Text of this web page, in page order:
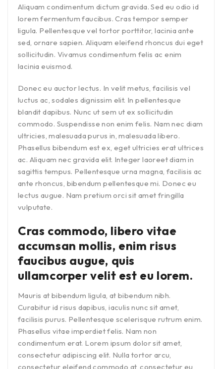
Aliquam condimentum dictum gravida. Sed eu odio id
lorem fermentum faucibus. Cras tempor semper
ligula. Pellentesque vel tortor porttitor, lacinia ante
sed, ornare sapien. Aliquam eleifend rhoncus dui eget
sollicitudin. Vivamus condimentum felis ac enim
lacinia euismod.
Donec eu auctor lectus. In velit metus, facilisis vel
luctus ac, sodales dignissim elit. In pellentesque
blandit dapibus. Nunc ut sem ut ex sollicitudin
commodo. Suspendisse non enim felis. Nam nec diam
ultricies, malesuada purus in, malesuada libero.
Phasellus bibendum est ex, eget ultricies erat ultrices
ac. Aliquam nec gravida elit. Integer laoreet diam in
sagittis tempus. Pellentesque urna magna, facilisis ac
ante rhoncus, bibendum pellentesque mi. Donec eu
lectus augue. Nam pretium orci sit amet fringilla
vulputate.
Cras commodo, libero vitae
accumsan mollis, enim risus
faucibus augue, quis
ullamcorper velit est eu lorem.
Mauris at bibendum ligula, at bibendum nibh.
Curabitur id risus dapibus, iaculis nunc sit amet,
facilisis purus. Pellentesque scelerisque rutrum enim.
Phasellus vitae imperdiet felis. Nam non
condimentum erat. Lorem ipsum dolor sit amet,
consectetur adipiscing elit. Nulla tortor arcu,
consectetur eleifend commodo at, consectetur eu